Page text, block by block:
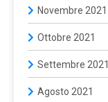
Novembre 2021
Ottobre 2021
Settembre 2021
Agosto 2021